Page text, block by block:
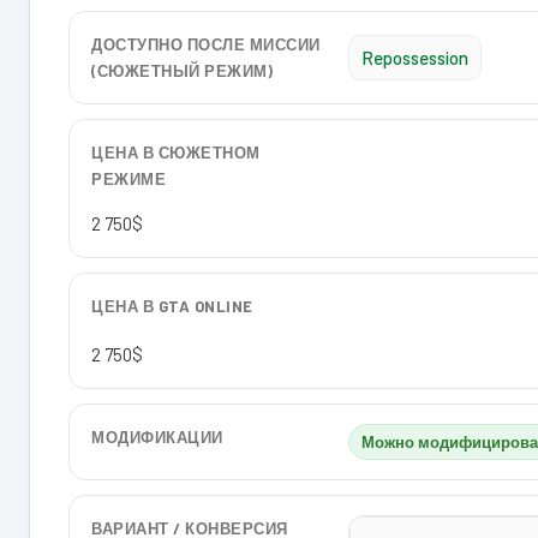
ДОСТУПНО ПОСЛЕ МИССИИ
(СЮЖЕТНЫЙ РЕЖИМ)
Repossession
ЦЕНА В СЮЖЕТНОМ
РЕЖИМЕ
2 750$
ЦЕНА В GTA ONLINE
2 750$
МОДИФИКАЦИИ Можно
ВАРИАНТ / КОНВЕРСИЯ